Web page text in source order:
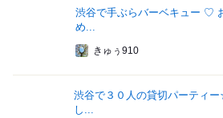
渋谷で手ぶらバーベキュー ♡
め...
きゅぅ910
渋谷で３０人の貸切パーティ
し...